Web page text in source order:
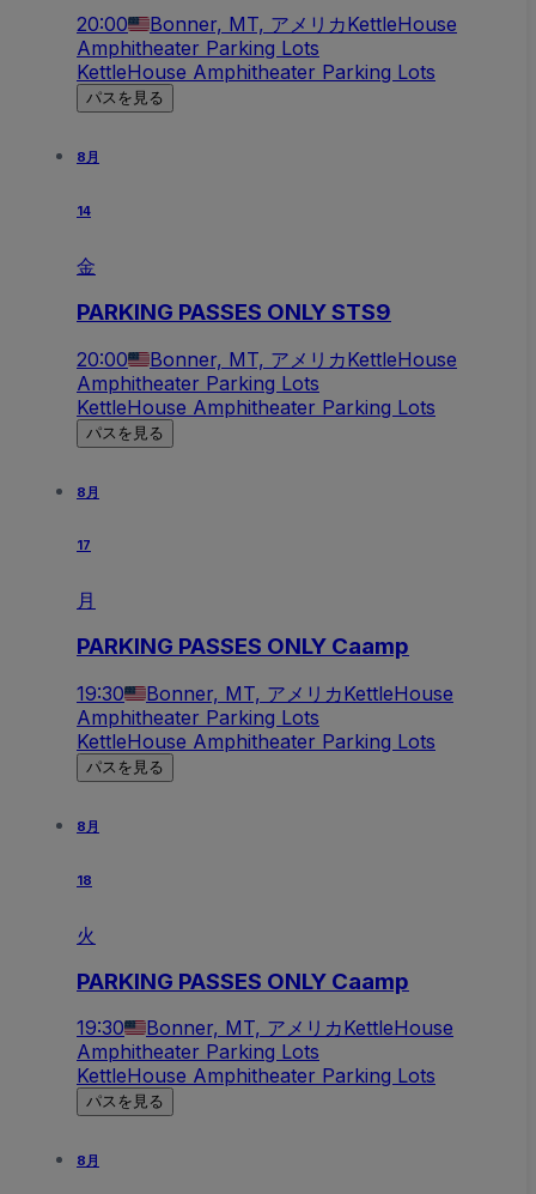
20:00 Bonner, MT, アメリカKettleHouse
Amphitheater Parking Lots
KettleHouse Amphitheater Parking Lots
パスを見る
8月
14
金
PARKING PASSES ONLY STS9
20:00 Bonner, MT, アメリカKettleHouse
Amphitheater Parking Lots
KettleHouse Amphitheater Parking Lots
パスを見る
8月
17
月
PARKING PASSES ONLY Caamp
19:30 Bonner, MT, アメリカKettleHouse
Amphitheater Parking Lots
KettleHouse Amphitheater Parking Lots
パスを見る
8月
18
火
PARKING PASSES ONLY Caamp
19:30 Bonner, MT, アメリカKettleHouse
Amphitheater Parking Lots
KettleHouse Amphitheater Parking Lots
パスを見る
8月